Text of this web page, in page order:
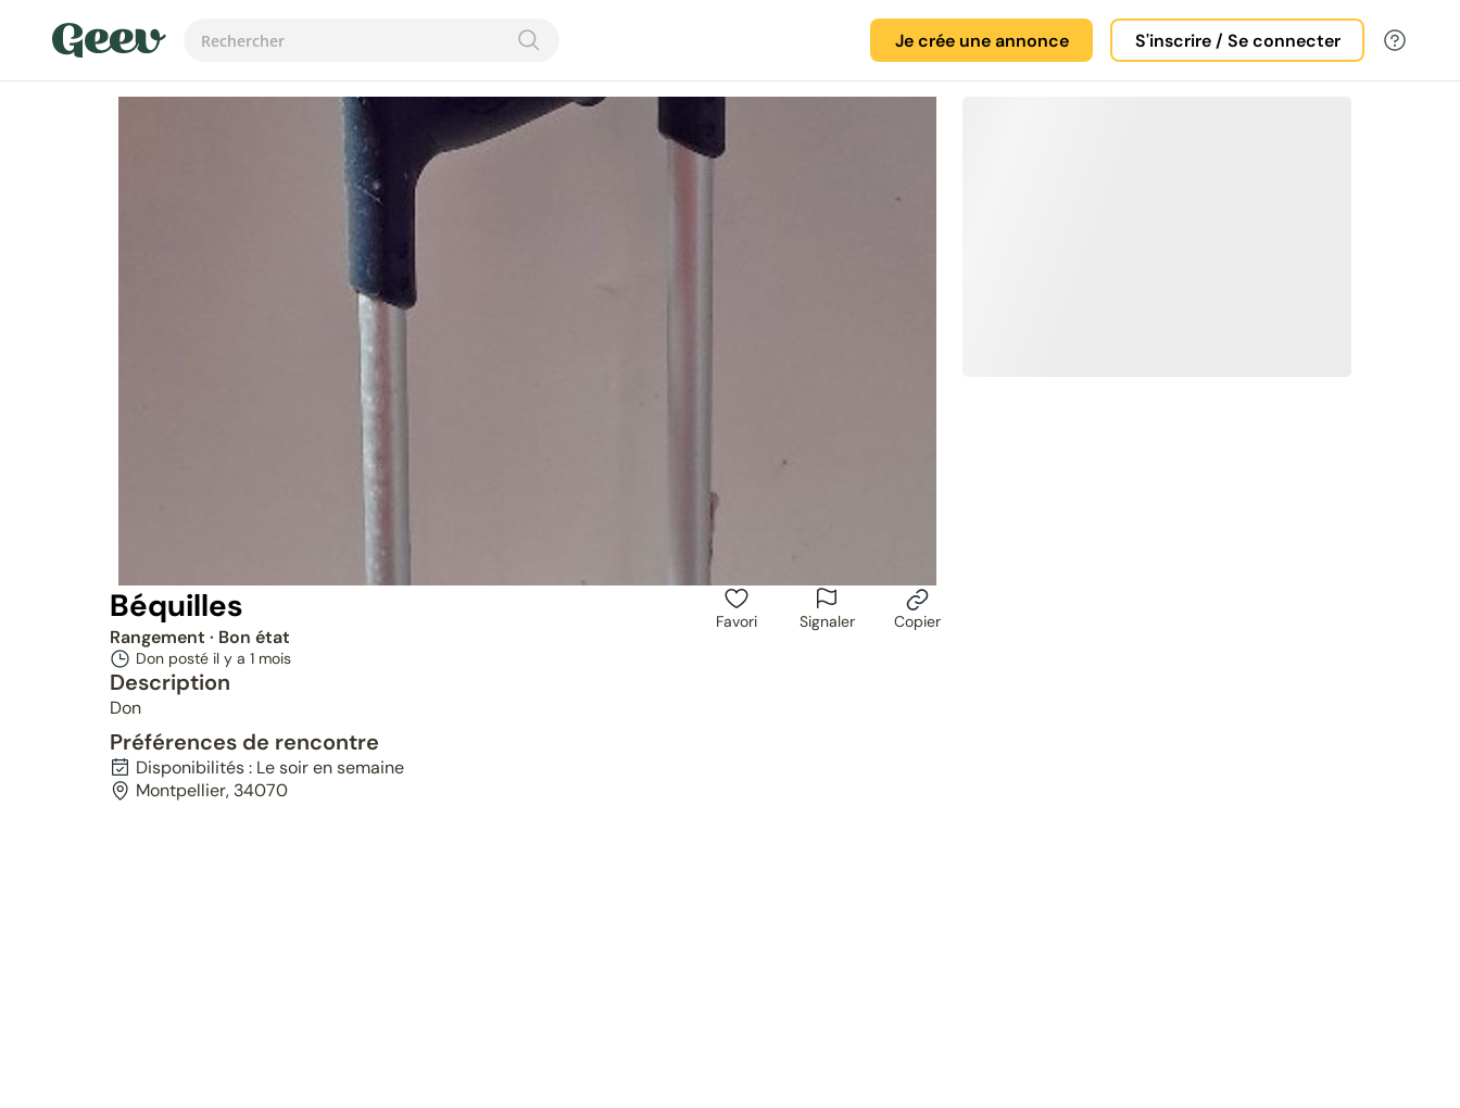
Je crée une annonce S'inscrire / Se connecter
Béquilles
Rangement · Bon état
Don posté il y a 1 mois
Description
Don
Favori Signaler Copier
Préférences de rencontre
Disponibilités : Le soir en semaine
Montpellier, 34070